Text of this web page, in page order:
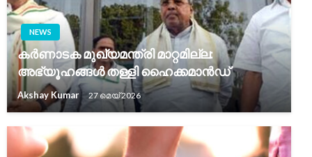
NEWS
കർണാടക മുഖ്യമന്ത്രി മാറ്റമില്ല:
അഭ്യൂഹങ്ങൾ തള്ളി ഹൈക്കമാൻഡ്
Akshay Kumar 27 മെയ്‌ 2026